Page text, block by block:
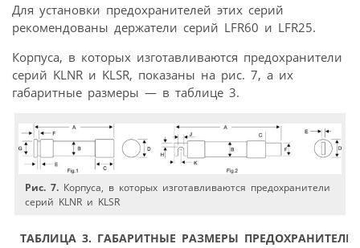
Для установки предохранителей этих серий
рекомендованы держатели серий LFR60 и LFR25.
Корпуса, в которых изготавливаются предохранители
серий KLNR и KLSR, показаны на рис. 7, а их
габаритные размеры — в таблице 3.
Рис. 7. Корпуса, в которых изготавливаются предохранители
серий KLNR и KLSR
ТАБЛИЦА 3. ГАБАРИТНЫЕ РАЗМЕРЫ ПРЕДОХРАНИТЕЛЕЙ